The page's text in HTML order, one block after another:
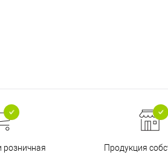
розничная
Продукция